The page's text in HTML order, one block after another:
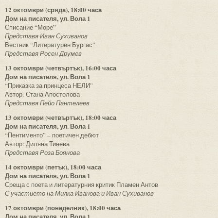
12 октомври (сряда), 18:00 часа
Дом на писателя, ул. Вола 1
Списание “Море”
Представя Иван Сухиванов
Вестник “Литературен Бургас”
Представя Росен Друмев
13 октомври (четвъртък), 16:00 часа
Дом на писателя, ул. Вола 1
“Приказка за принцеса НЕЛИ”
Автор: Стана Апостолова
Представя Пейо Пантелеев
13 октомври (четвъртък), 18:00 часа
Дом на писателя, ул. Вола 1
“Пентименто” – поетичен дебют
Автор: Диляна Тинева
Представя Роза Боянова
14 октомври (петък), 18:00 часа
Дом на писателя, ул. Вола 1
Среща с поета и литературния критик Пламен Антов
С участието на Милка Иванова и Иван Сухиванов
17 октомври (понеделник), 18:00 часа